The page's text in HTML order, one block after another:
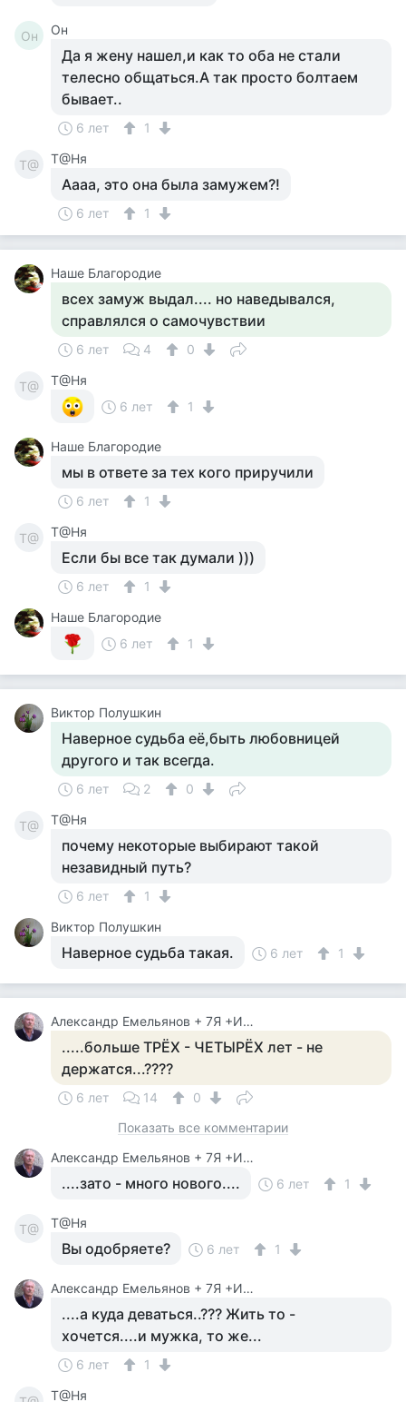
Он Он
Да я жену нашел,и как то оба не стали
телесно общаться.А так просто болтаем
бывает..
6 лет 1
Т@ Т@Ня
Аааа, это она была замужем?!
6 лет 1
Наше Благородие
всех замуж выдал.... но наведывался,
справлялся о самочувствии
6 лет 4 0
Т@
Т@Ня
6 лет
1
Наше Благородие
мы в ответе за тех кого приручили
6 лет 1
Т@ Т@Ня
Если бы все так думали )))
6 лет
1
Наше Благородие
6 лет
1
Виктор Полушкин
Наверное судьба её,быть любовницей
другого и так всегда.
6 лет 2 0
Т@ Т@Ня
почему некоторые выбирают такой
незавидный путь?
6 лет
1
Виктор Полушкин
Наверное судьба такая. 6 лет 1
Александр Емельянов + 7Я +Инструктор Туризма
.....больше ТРЁХ - ЧЕТЫРЁХ лет - не
держатся...????
6 лет 14
0
Показать все комментарии
Александр Емельянов + 7Я +Инструктор Туризма
....зато - много нового.... 6 лет 1
Т@ Т@Ня
Вы одобряете? 6 лет 1
Александр Емельянов + 7Я +Инструктор Туризма
....а куда деваться..??? Жить то -
хочется....и мужка, то же...
6 лет 1
Т@Ня